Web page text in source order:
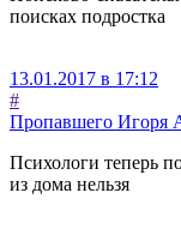
поисках подростка
13.01.2017 в 17:12
#
Пропавшего Игоря
Психологи теперь
из дома нельзя